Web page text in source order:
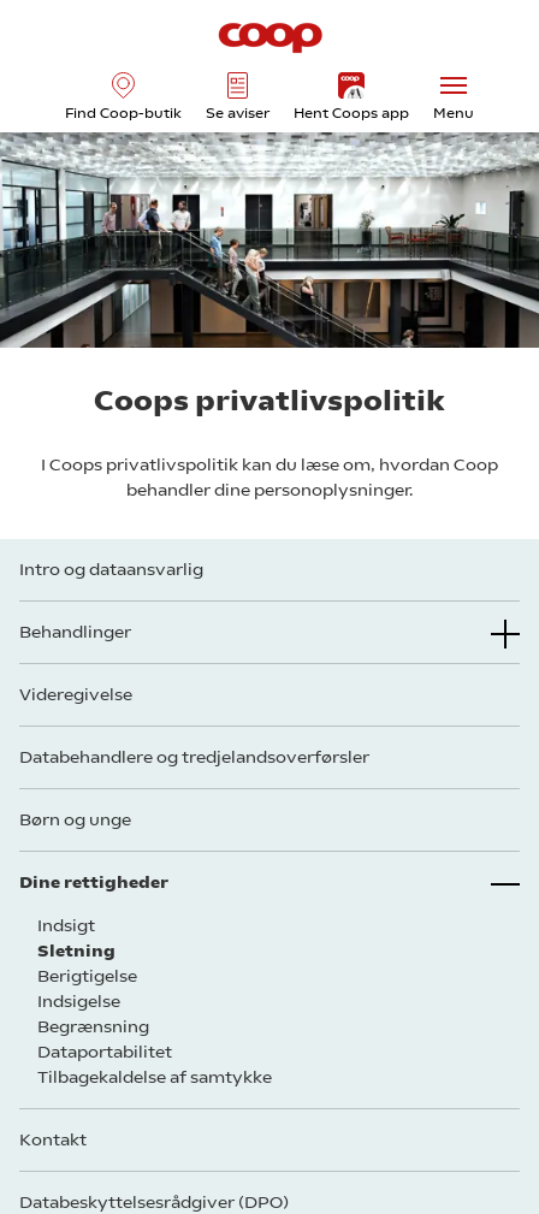
Find Coop-butik Se aviser Hent Coops app Menu
Coops privatlivspolitik
I Coops privatlivspolitik kan du læse om, hvordan Coop
behandler dine personoplysninger.
Intro og dataansvarlig
Behandlinger
Videregivelse
Databehandlere og tredjelandsoverførsler
Børn og unge
Dine rettigheder
Indsigt
Sletning
Berigtigelse
Indsigelse
Begrænsning
Dataportabilitet
Tilbagekaldelse af samtykke
Kontakt
Databeskyttelsesrådgiver (DPO)